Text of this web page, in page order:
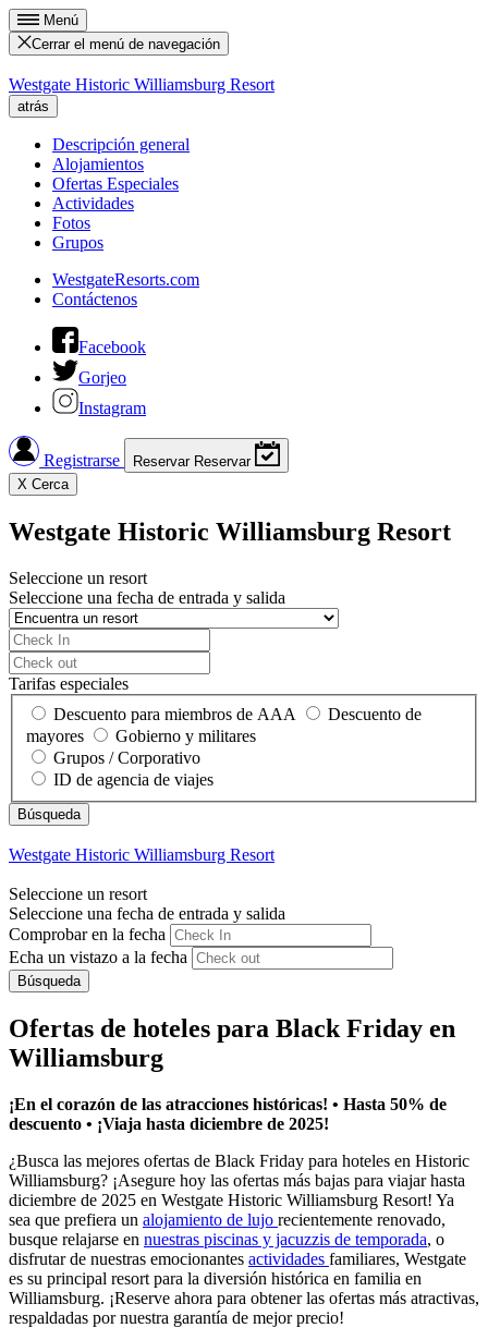
Menú
Cerrar el menú de navegación
Westgate Historic Williamsburg Resort
atrás
Descripción general
Alojamientos
Ofertas Especiales
Actividades
Fotos
Grupos
WestgateResorts.com
Contáctenos
Facebook
Gorjeo
Instagram
Registrarse Reservar Reservar
X Cerca
Westgate Historic Williamsburg Resort
Seleccione un resort
Seleccione una fecha de entrada y salida
Tarifas especiales
Descuento para miembros de AAA
Descuento de
mayores
Gobierno y militares
Grupos / Corporativo
ID de agencia de viajes
Westgate Historic Williamsburg Resort
Seleccione un resort
Seleccione una fecha de entrada y salida
Comprobar en la fecha
Echa un vistazo a la fecha
Búsqueda
Ofertas de hoteles para Black Friday en
Williamsburg
¡En el corazón de las atracciones históricas! • Hasta 50% de
descuento • ¡Viaja hasta diciembre de 2025!
¿Busca las mejores ofertas de Black Friday para hoteles en Historic
Williamsburg? ¡Asegure hoy las ofertas más bajas para viajar hasta
diciembre de 2025 en Westgate Historic Williamsburg Resort! Ya
sea que prefiera un alojamiento de lujo recientemente renovado,
busque relajarse en nuestras piscinas y jacuzzis de temporada, o
disfrutar de nuestras emocionantes actividades familiares, Westgate
es su principal resort para la diversión histórica en familia en
Williamsburg. ¡Reserve ahora para obtener las ofertas más atractivas,
respaldadas por nuestra garantía de mejor precio!